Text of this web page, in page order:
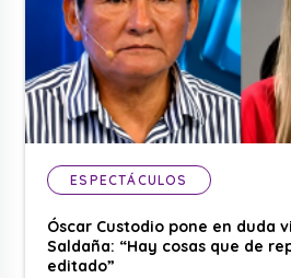
ESPECTÁCULOS
Óscar Custodio pone en duda
Saldaña: “Hay cosas que de
editado”